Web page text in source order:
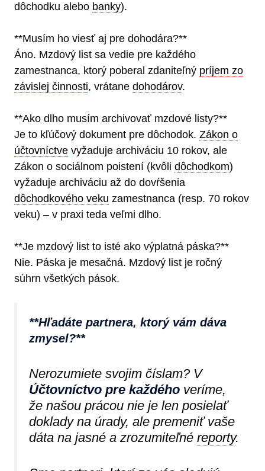
dôchodku alebo banky).
**Musím ho viesť aj pre dohodára?**
Áno. Mzdový list sa vedie pre každého
zamestnanca, ktorý poberal zdaniteľný príjem zo
závislej činnosti, vrátane dohodárov.
**Ako dlho musím archivovať mzdové listy?**
Je to kľúčový dokument pre dôchodok. Zákon o
účtovníctve vyžaduje archiváciu 10 rokov, ale
Zákon o sociálnom poistení (kvôli dôchodkom)
vyžaduje archiváciu až do dovŕšenia
dôchodkového veku zamestnanca (resp. 70 rokov
veku) – v praxi teda veľmi dlho.
**Je mzdový list to isté ako výplatná páska?**
Nie. Páska je mesačná. Mzdový list je ročný
súhrn všetkých pások.
**Hľadáte partnera, ktorý vám dáva
zmysel?**
Nerozumiete svojim číslam? V
Účtovníctvo pre každého veríme,
že našou prácou nie je len posielať
doklady na úrady, ale premeniť vaše
dáta na jasné a zrozumiteľné reporty.